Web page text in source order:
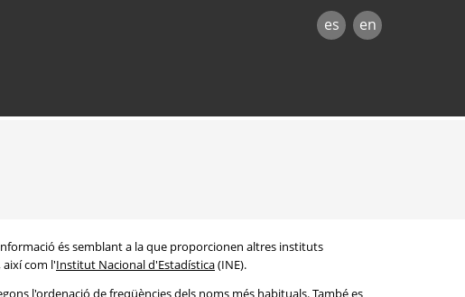
es en
és semblant a la que proporcionen altres instituts
com l'Institut Nacional d'Estadística(INE).
l'ordenació de freqüències dels noms més habituals. També es